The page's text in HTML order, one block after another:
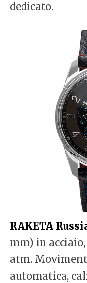
dedicato.
RAKETA
mm) in
atm.
automatica,